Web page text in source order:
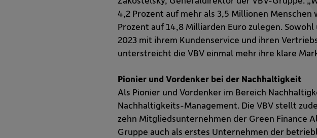
4,2 Prozent auf mehr als 3,5 Millionen
Prozent auf 14,8 Milliarden Euro zulegen.
2023 mit ihrem Kundenservice und ihren
unterstreicht die VBV einmal mehr ihre klare
Pionier und Vordenker bei der Nachhaltigkeit
Als Pionier und Vordenker im Bereich
Nachhaltigkeits-Management. Die VBV stellt
zehn Mitgliedsunternehmen der Green Finance
Gruppe auch als erstes Unternehmen der